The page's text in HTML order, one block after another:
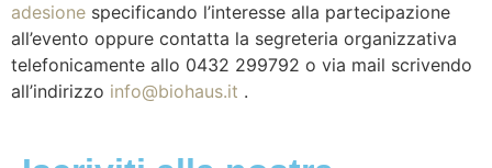
adesione specificando l’interesse alla partecipazione
all’evento oppure contatta la segreteria organizzativa
telefonicamente allo 0432 299792 o via mail scrivendo
all’indirizzo info@biohaus.it .